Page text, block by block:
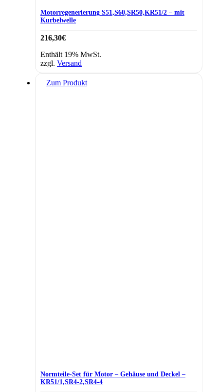
Motorregenerierung S51,S60,SR50,KR51/2 – mit
Kurbelwelle
216,30€
Enthält 19% MwSt.
zzgl. Versand
Zum Produkt
Normteile-Set für Motor – Gehäuse und Deckel –
KR51/1,SR4-2,SR4-4